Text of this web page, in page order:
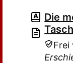
Die
Frei